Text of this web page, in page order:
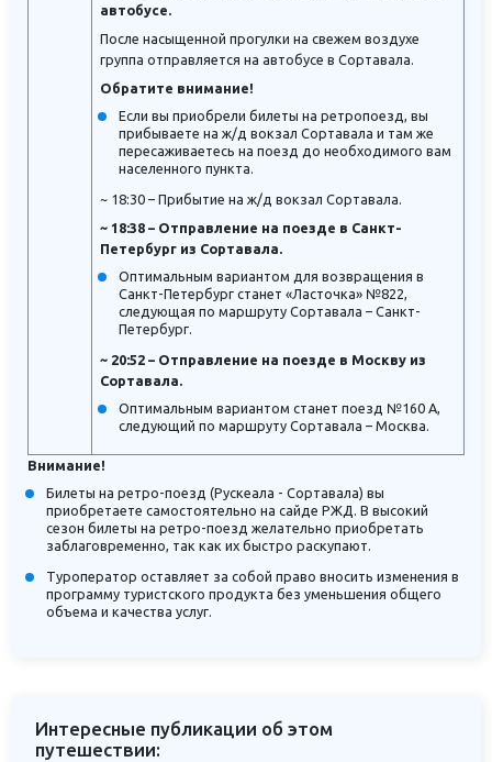
автобусе.
После насыщенной прогулки на свежем воздухе
группа отправляется на автобусе в Сортавала.
Обратите внимание!
Если вы приобрели билеты на ретропоезд, вы
прибываете на ж/д вокзал Сортавала и там же
пересаживаетесь на поезд до необходимого вам
населенного пункта.
~ 18:30 – Прибытие на ж/д вокзал Сортавала.
~ 18:38 – Отправление на поезде в Санкт-
Петербург из Сортавала.
Оптимальным вариантом для возвращения в
Санкт-Петербург станет «Ласточка» №822,
следующая по маршруту Сортавала – Санкт-
Петербург.
~ 20:52 – Отправление на поезде в Москву из
Сортавала.
Оптимальным вариантом станет поезд №160 А,
следующий по маршруту Сортавала – Москва.
Внимание!
Билеты на ретро-поезд (Рускеала - Сортавала) вы
приобретаете самостоятельно на сайде РЖД. В высокий
сезон билеты на ретро-поезд желательно приобретать
заблаговременно, так как их быстро раскупают.
Туроператор оставляет за собой право вносить изменения в
программу туристского продукта без уменьшения общего
объема и качества услуг.
Интересные публикации об этом
путешествии: